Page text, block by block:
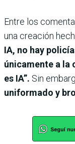
Entre los
una creación
IA, no hay
únicamente a la
es IA”. Sin
uniformado y